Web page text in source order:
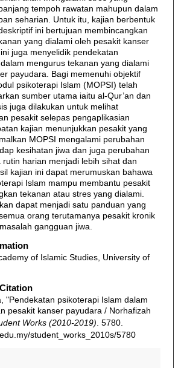
tempoh rawatan mahupun dalam
seharian. Untuk itu, kajian berbentuk
ini bertujuan membincangkan
yang dialami oleh pesakit kanser
juga menyelidik pendekatan
mengurus tekanan yang dialami
payudara. Bagi memenuhi objektif
psikoterapi Islam (MOPSI) telah
sumber utama iaitu al-Qur’an dan
juga dilakukan untuk melihat
pesakit selepas pengaplikasian
kajian menunjukkan pesakit yang
MOPSI mengalami perubahan
kesihatan jiwa dan juga perubahan
harian menjadi lebih sihat dan
kajian ini dapat merumuskan bahawa
Islam mampu membantu pesakit
tekanan atau stres yang dialami.
dapat menjadi satu panduan yang
orang terutamanya pesakit kronik
gangguan jiwa.
of Islamic Studies, University of
"Pendekatan psikoterapi Islam dalam
pesakit kanser payudara / Norhafizah
Works (2010-2019) . 5780.
student_works_2010s/5780